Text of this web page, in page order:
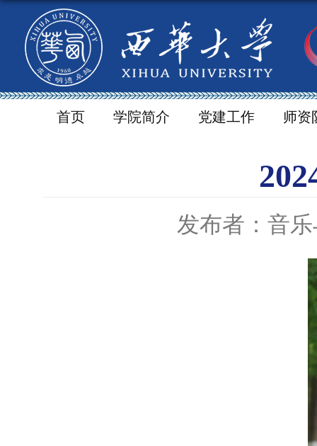
首页 学院简介 党建工作 师资
发布者：音